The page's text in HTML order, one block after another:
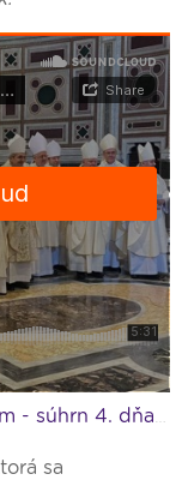
4. dňa návštevy
sa